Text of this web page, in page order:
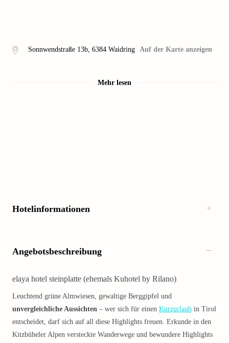
Sonnwendstraße 13b, 6384 Waidring Auf der Karte anzeigen
Mehr lesen
Hotelinformationen
Angebotsbeschreibung
elaya hotel steinplatte (ehemals Kuhotel by Rilano)
Leuchtend grüne Almwiesen, gewaltige Berggipfel und
unvergleichliche Aussichten – wer sich für einen Kurzurlaub in Tirol
entscheidet, darf sich auf all diese Highlights freuen. Erkunde in den
Kitzbüheler Alpen versteckte Wanderwege und bewundere Highlights